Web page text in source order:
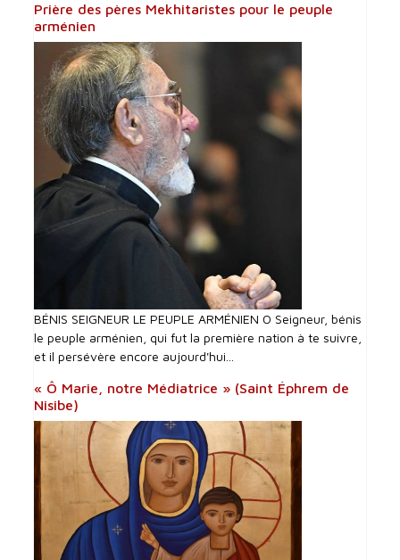
Prière des pères Mekhitaristes pour le peuple
arménien
BÉNIS SEIGNEUR LE PEUPLE ARMÉNIEN O Seigneur, bénis
le peuple arménien, qui fut la première nation à te suivre,
et il persévère encore aujourd'hui...
« Ô Marie, notre Médiatrice » (Saint Éphrem de
Nisibe)